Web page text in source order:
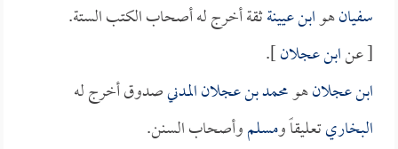
سفيانهوابن عيينةثقة أخرج له أصحاب الكتب الستة.
[ عنابن عجلان].
ابن عجلانهومحمد بن عجلان المدنيصدوق أخرج له
البخاريتعليقاً ومسلموأصحاب السنن.